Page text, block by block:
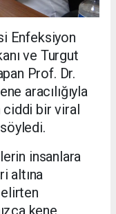
Enfeksiyon
ve Turgut
Prof. Dr.
aracılığıyla
ciddi bir viral
insanlara
altına